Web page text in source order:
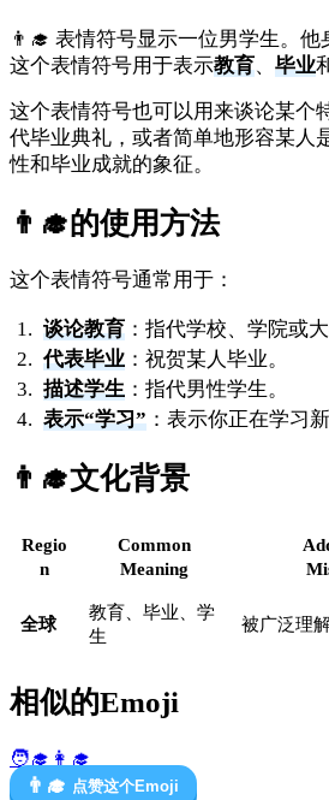
👨‍🎓 表情符号显示一位男学生。他
这个表情符号用于表示教育、 毕业
这个表情符号也可以用来谈论某个
代毕业典礼，或者简单地形容某人
性和毕业成就的象征。
👨‍🎓的使用方法
这个表情符号通常用于：
谈论教育 ：指代学校、学院或大
代表毕业 ：祝贺某人毕业。
描述学生 ：指代男性学生。
表示“学习” ：表示你正在学习新
👨‍🎓文化背景
Regio
n
Common
Meaning
全球
教育、毕业、学
生
被广泛理
相似的Emoji
🧑‍🎓 👩‍🎓
👨‍🎓 点赞这个Emoji